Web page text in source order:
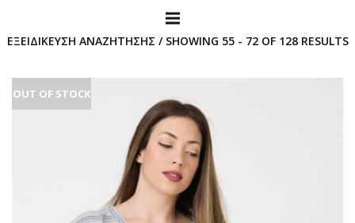
ΕΞΕΙΔΊΚΕΥΣΗ ΑΝΑΖΉΤΗΣΗΣ / SHOWING 55 - 72 OF 128 RESULTS
OUT OF STOCK
OUT OF STOCK